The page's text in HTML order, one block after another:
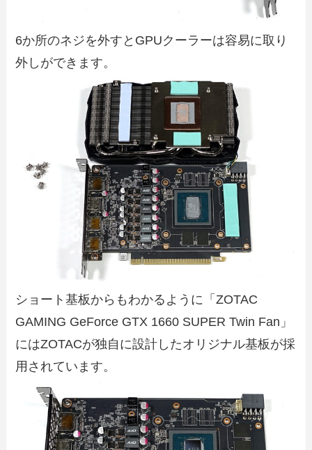
6か所のネジを外すとGPUクーラーは容易に取り
外しができます。
ショート基板からもわかるように「ZOTAC
GAMING GeForce GTX 1660 SUPER Twin Fan」
にはZOTACが独自に設計したオリジナル基板が採
用されています。